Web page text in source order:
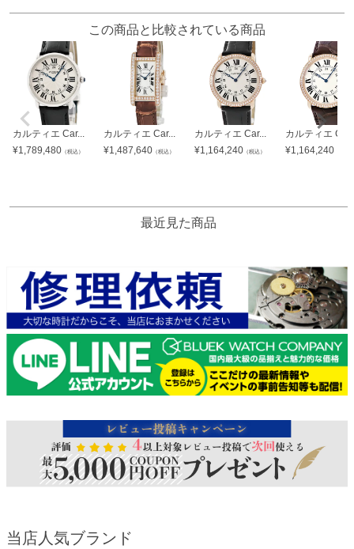
この商品と比較されている商品
カルティエ Car...
¥1,789,480 （税込）
カルティエ Car...
¥1,487,640 （税込）
カルティエ Car...
¥1,164,240 （税込）
カルティエ
¥1,164,240
最近見た商品
当店人気ブランド